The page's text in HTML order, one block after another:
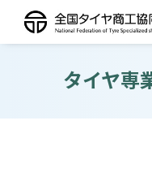
タイヤ専